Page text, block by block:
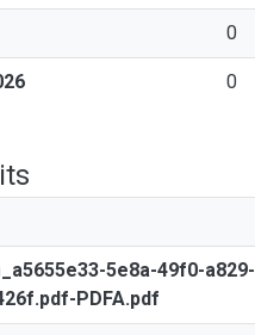
0
0
5e8a-49f0-a829-
PDFA.pdf